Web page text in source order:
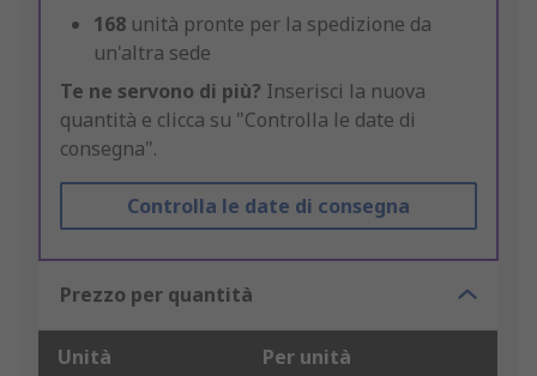
168 unità pronte per la spedizione da
un'altra sede
Te ne servono di più? Inserisci la nuova
quantità e clicca su "Controlla le date di
consegna".
Controlla le date di consegna
Prezzo per quantità
Unità Per unità